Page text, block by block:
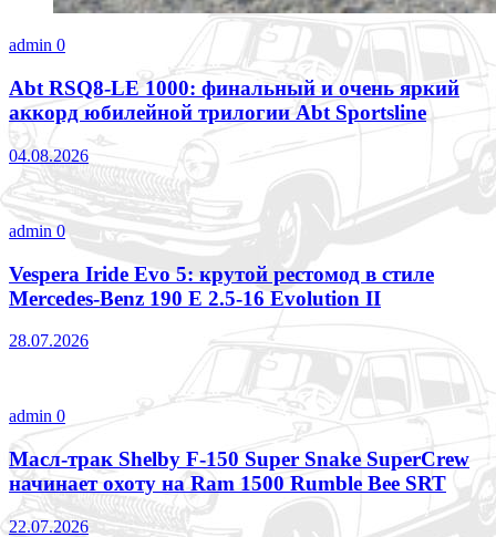
admin 0
Abt RSQ8-LE 1000: финальный и очень яркий
аккорд юбилейной трилогии Abt Sportsline
04.08.2026
admin 0
Vespera Iride Evo 5: крутой рестомод в стиле
Mercedes-Benz 190 E 2.5-16 Evolution II
28.07.2026
admin 0
Масл-трак Shelby F-150 Super Snake SuperCrew
начинает охоту на Ram 1500 Rumble Bee SRT
22.07.2026